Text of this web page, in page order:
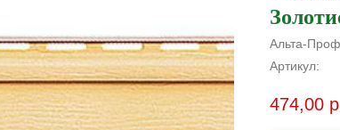
Альта-
Артикул:
474,00